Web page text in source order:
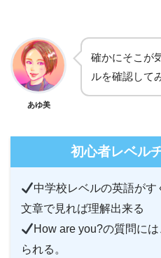
あゆ美
確かにそこが
ルを確認して
初心者レベル
中学校レベルの英語がす
文章で見れば理解出来る
How are you?の質問には
られる。